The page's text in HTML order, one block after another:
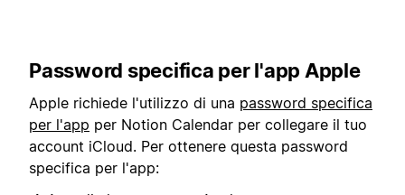
Password specifica per l'app Apple
Apple richiede l'utilizzo di una password specifica
per l'app per Notion Calendar per collegare il tuo
account iCloud. Per ottenere questa password
specifica per l'app: